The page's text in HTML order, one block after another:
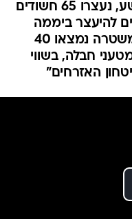
תחת כיסוי של חייל בארגון פשע, נעצרו 65 חשודים
צפויים להיעצר ביממה
הקרובה. בפשיטת ענק של המשטרה נמצאו 40
ומטעני חבלה, בשווי
האזרחים"